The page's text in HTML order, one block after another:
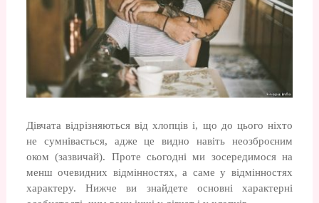
Дівчата відрізняються від хлопців і, що до цього ніхто
не сумнівається, адже це видно навіть неозброєним
оком (зазвичай). Проте сьогодні ми зосередимося на
менш очевидних відмінностях, а саме у відмінностях
характеру. Нижче ви знайдете основні характерні